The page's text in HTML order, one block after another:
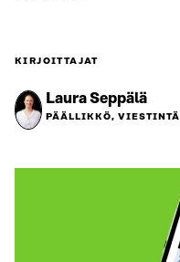
KIRJOITTAJAT
Laura Seppälä
PÄÄLLIKKÖ, VIESTINTÄ